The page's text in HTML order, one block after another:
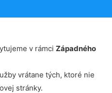
v rámci Západného
vrátane tých, ktoré nie
stránky.